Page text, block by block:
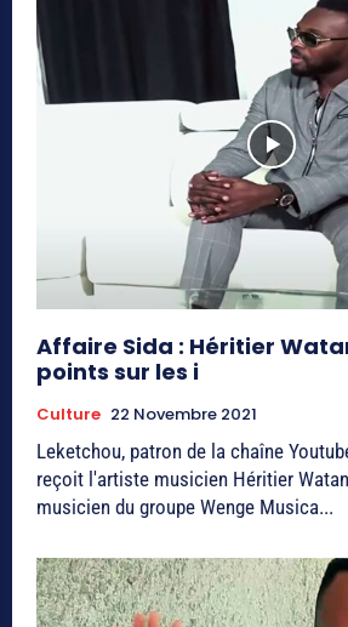
Affaire Sida : Héritier
points sur les i
Culture 22 Novembre 2021
Leketchou, patron de la chaîne
reçoit l'artiste musicien Héritier
musicien du groupe Wenge Musica...